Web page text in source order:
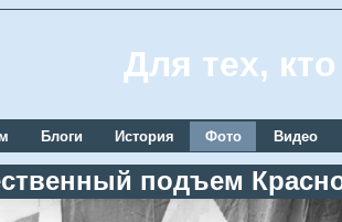
Для тех,
Блоги История Фото Видео
подъем